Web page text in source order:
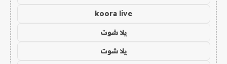
koora live
يلا شوت
يلا شوت